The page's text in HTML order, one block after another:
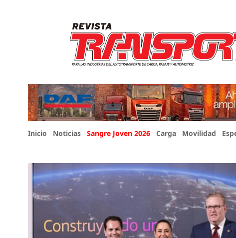
Inicio Noticias Sangre Joven 2026 Carga Movilidad